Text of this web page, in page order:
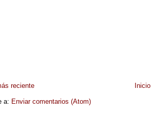
reciente Inicio
a: Enviar comentarios (Atom)